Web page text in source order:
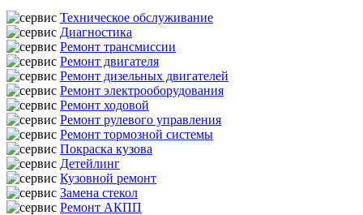
Техническое обслуживание
Диагностика
Ремонт трансмиссии
Ремонт двигателя
Ремонт дизельных двигателей
Ремонт электрооборудования
Ремонт ходовой
Ремонт рулевого управления
Ремонт тормозной системы
Покраска кузова
Детейлинг
Кузовной ремонт
Замена стекол
Ремонт АКПП